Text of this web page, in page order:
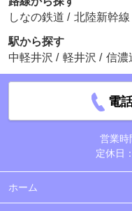
しなの鉄道 / 北陸新幹線
駅から探す
中軽井沢 / 軽井沢 / 信濃
電
営業時
定休日：
ホーム